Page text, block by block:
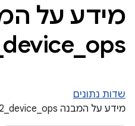
מידע על
device ops
שדות נתונים
מידע על המבנה camera2_device_ops